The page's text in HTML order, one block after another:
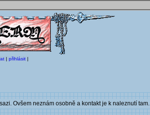
| přihlásit |
Ovšem neznám osobně a kontakt je k naleznutí tam.